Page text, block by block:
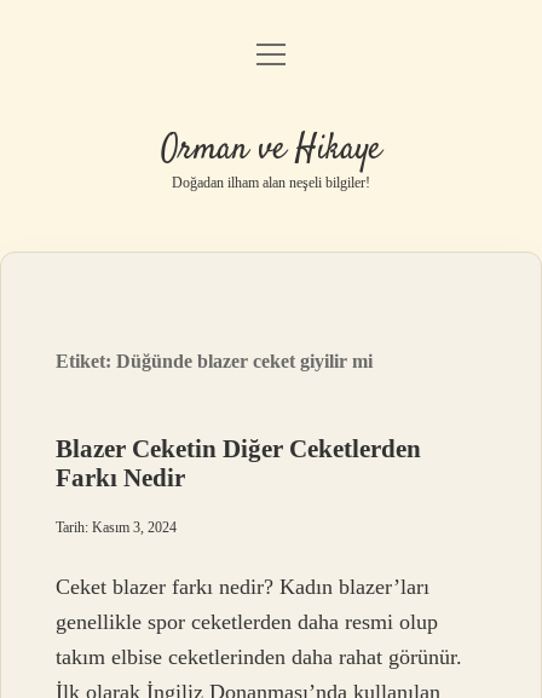
Anasayfa
Yasal Uyarı
menüyü
Orman ve Hikaye
Doğadan ilham alan neşeli bilgiler!
Etiket:Düğünde blazer ceket giyilir mi
Blazer Ceketin Diğer Ceketlerden
Farkı Nedir
Tarih: Kasım 3, 2024
Ceket blazer farkı nedir? Kadın blazer’ları
genellikle spor ceketlerden daha resmi olup
takım elbise ceketlerinden daha rahat görünür.
İlk olarak İngiliz Donanması’nda kullanılan